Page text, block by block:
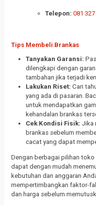
Telepon: 081
Tips Membeli Brankas
Tanyakan Garansi:
dilengkapi dengan
tambahan jika terjadi
Lakukan Riset: Cari
yang ada di pasaran.
untuk mendapatkan
kehandalan brankas
Cek Kondisi Fisik: Jika
brankas sebelum
cacat yang dapat
Dengan berbagai pilihan
dapat dengan mudah
kebutuhan dan anggaran
mempertimbangkan faktor-
dan harga sebelum